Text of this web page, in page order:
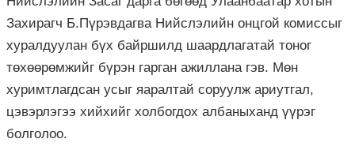
Захирагч Б.Пүрэвдагва Нийслэлийн онцгой комиссыг
хуралдуулан бүх байршилд шаардлагатай тоног
төхөөрөмжийг бүрэн гарган ажиллана гэв. Мөн
хуримтлагдсан усыг яаралтай соруулж ариутгал,
цэвэрлэгээ хийхийг холбогдох албаныханд үүрэг
болголоо.